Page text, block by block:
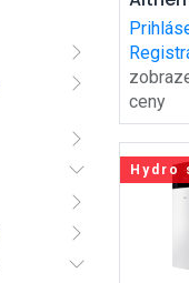
HT
ceny
Hydro